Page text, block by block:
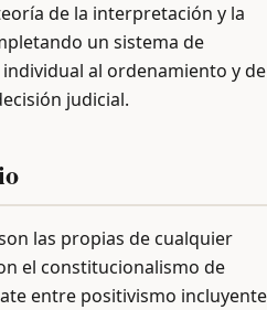
de la interpretación y la
un sistema de
al ordenamiento y de
judicial.
las propias de cualquier
el constitucionalismo de
entre positivismo incluyente